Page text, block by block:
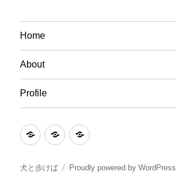
Home
About
Profile
HomeAboutProfile
犬と歩けば Proudly powered by WordPress